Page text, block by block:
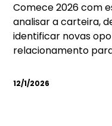
Comece 2026 com
analisar a carteira,
identificar novas
relacionamento
12/1/2026